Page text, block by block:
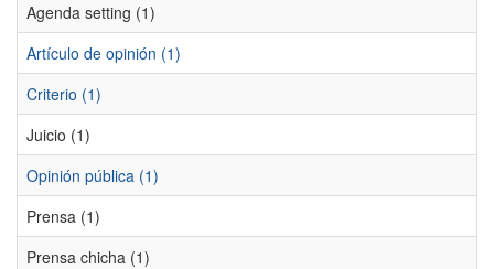
Agenda setting (1)
Artículo de opinión (1)
Criterio (1)
Juicio (1)
Opinión pública (1)
Prensa (1)
Prensa chicha (1)